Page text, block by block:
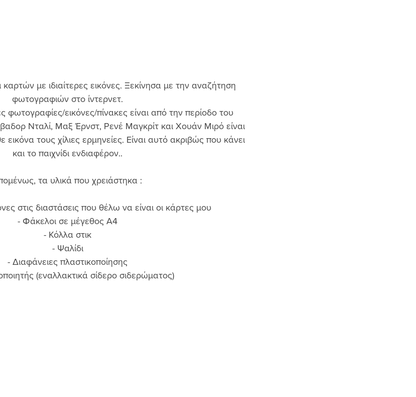
καρτών με ιδιαίτερες εικόνες. Ξεκίνησα με την αναζήτηση
φωτογραφιών στο ίντερνετ.
φωτογραφίες/εικόνες/πίνακες είναι από την περίοδο του
Νταλί, Μαξ Έρνστ, Ρενέ Μαγκρίτ και Χουάν Μιρό είναι
τους χίλιες ερμηνείες. Είναι αυτό ακριβώς που κάνει
και το παιχνίδι ενδιαφέρον..
τα υλικά που χρειάστηκα :
στις διαστάσεις που θέλω να είναι οι κάρτες μου
- Φάκελοι σε μέγεθος Α4
- Κόλλα στικ
- Ψαλίδι
- Διαφάνειες πλαστικοποίησης
(εναλλακτικά σίδερο σιδερώματος)